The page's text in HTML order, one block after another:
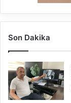
Son Dakika